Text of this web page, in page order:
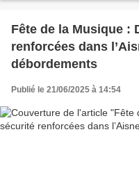
Fête de la Musique :
renforcées dans
débordements
Publié le 21/06/2025 à 14:54